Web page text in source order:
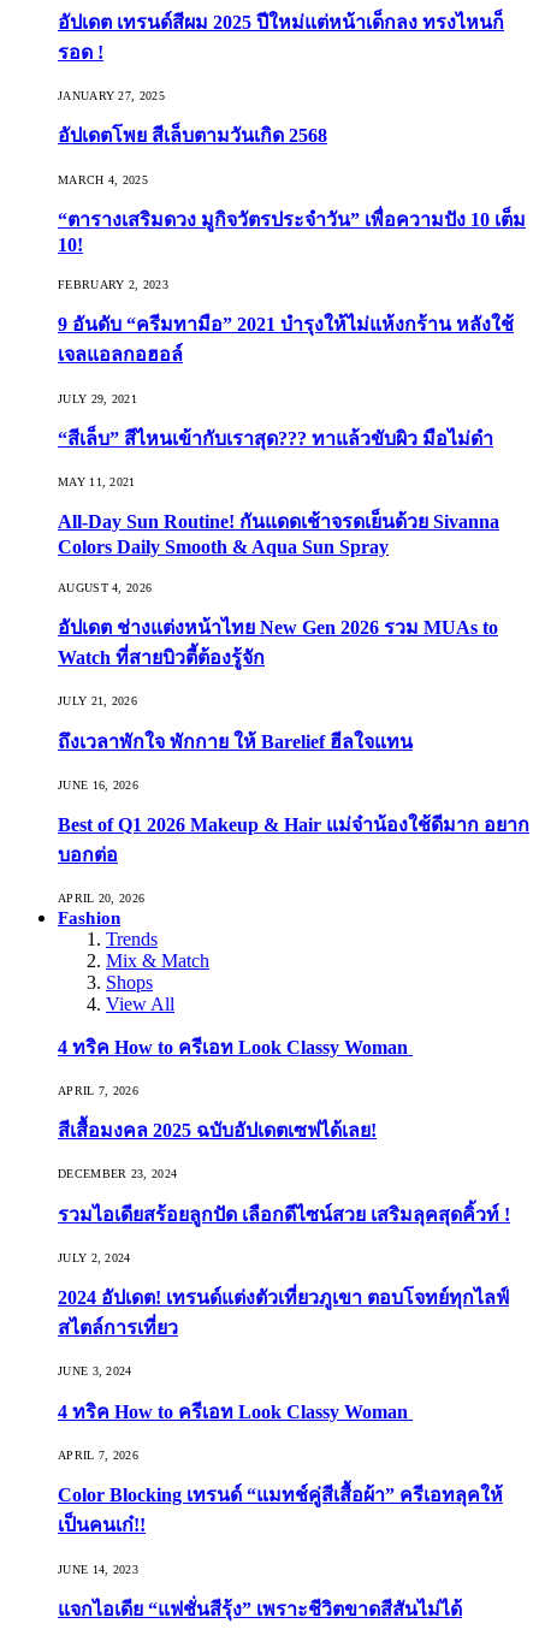
อัปเดต เทรนด์สีผม 2025 ปีใหม่แต่หน้าเด็กลง ทรงไหนก็
รอด !
JANUARY 27, 2025
อัปเดตโพย สีเล็บตามวันเกิด 2568
MARCH 4, 2025
“ตารางเสริมดวง มูกิจวัตรประจำวัน” เพื่อความปัง 10 เต็ม
10!
FEBRUARY 2, 2023
9 อันดับ “ครีมทามือ” 2021 บำรุงให้ไม่แห้งกร้าน หลังใช้
เจลแอลกอฮอล์
JULY 29, 2021
“สีเล็บ” สีไหนเข้ากับเราสุด??? ทาแล้วขับผิว มือไม่ดำ
MAY 11, 2021
All-Day Sun Routine! กันแดดเช้าจรดเย็นด้วย Sivanna
Colors Daily Smooth & Aqua Sun Spray
AUGUST 4, 2026
อัปเดต ช่างแต่งหน้าไทย New Gen 2026 รวม MUAs to
Watch ที่สายบิวตี้ต้องรู้จัก
JULY 21, 2026
ถึงเวลาพักใจ พักกาย ให้ Barelief ฮีลใจแทน
JUNE 16, 2026
Best of Q1 2026 Makeup & Hair แม่จ๋าน้องใช้ดีมาก อยาก
บอกต่อ
APRIL 20, 2026
Fashion
Trends
Mix & Match
Shops
View All
4 ทริค How to ครีเอท Look Classy Woman
APRIL 7, 2026
สีเสื้อมงคล 2025 ฉบับอัปเดตเซฟได้เลย!
DECEMBER 23, 2024
รวมไอเดียสร้อยลูกปัด เลือกดีไซน์สวย เสริมลุคสุดคิ้วท์ !
JULY 2, 2024
2024 อัปเดต! เทรนด์แต่งตัวเที่ยวภูเขา ตอบโจทย์ทุกไลฟ์
สไตล์การเที่ยว
JUNE 3, 2024
4 ทริค How to ครีเอท Look Classy Woman
APRIL 7, 2026
Color Blocking เทรนด์ “แมทช์คู่สีเสื้อผ้า” ครีเอทลุคให้
เป็นคนเก๋!!
JUNE 14, 2023
แจกไอเดีย “แฟชั่นสีรุ้ง” เพราะชีวิตขาดสีสันไม่ได้